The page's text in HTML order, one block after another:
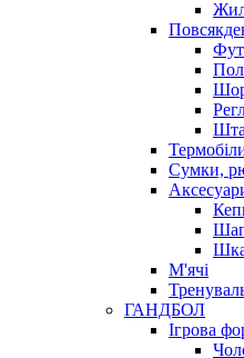
Сумки,
М'ячі
ГАНДБОЛ
Ігрова